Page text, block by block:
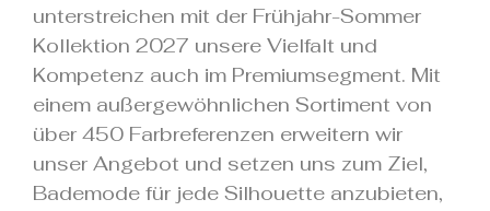
unterstreichen mit der Frühjahr-Sommer
Kollektion 2027 unsere Vielfalt und
Kompetenz auch im Premiumsegment. Mit
einem außergewöhnlichen Sortiment von
über 450 Farbreferenzen erweitern wir
unser Angebot und setzen uns zum Ziel,
Bademode für jede Silhouette anzubieten,